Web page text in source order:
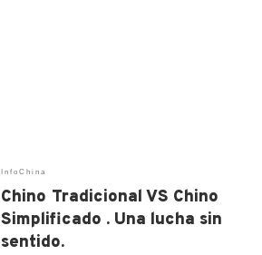
InfoChina
Chino Tradicional VS Chino
Simplificado . Una lucha sin
sentido.